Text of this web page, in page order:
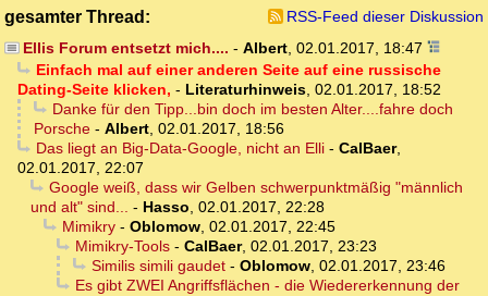
gesamter Thread:
RSS-Feed dieser Diskussion
Ellis Forum entsetzt mich.... - Albert, 02.01.2017, 18:47
Einfach mal auf einer anderen Seite auf eine russische
Dating-Seite klicken, - Literaturhinweis, 02.01.2017, 18:52
Danke für den Tipp...bin doch im besten Alter....fahre doch
Porsche - Albert, 02.01.2017, 18:56
Das liegt an Big-Data-Google, nicht an Elli- CalBaer,
02.01.2017, 22:07
Google weiß, dass wir Gelben schwerpunktmäßig "männlich
und alt" sind... - Hasso, 02.01.2017, 22:28
Mimikry- Oblomow, 02.01.2017, 22:45
Mimikry-Tools- CalBaer, 02.01.2017, 23:23
Similis simili gaudet- Oblomow, 02.01.2017, 23:46
Es gibt ZWEI Angriffsflächen - die Wiedererkennung der